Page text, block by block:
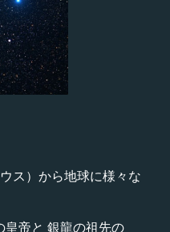
ス）から地球に様々な
帝と 銀龍の祖先の